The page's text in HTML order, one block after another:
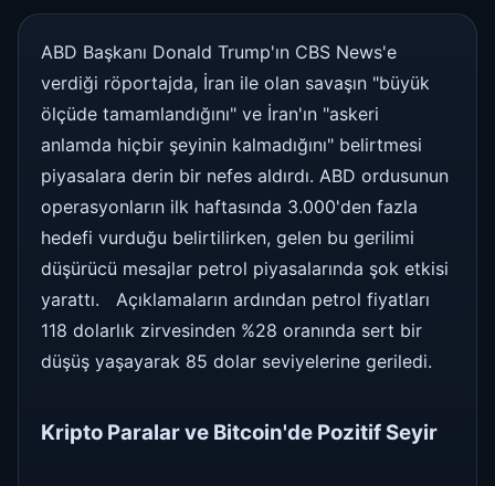
ABD Başkanı Donald Trump'ın CBS News'e
verdiği röportajda, İran ile olan savaşın "büyük
ölçüde tamamlandığını" ve İran'ın "askeri
anlamda hiçbir şeyinin kalmadığını" belirtmesi
piyasalara derin bir nefes aldırdı. ABD ordusunun
operasyonların ilk haftasında 3.000'den fazla
hedefi vurduğu belirtilirken, gelen bu gerilimi
düşürücü mesajlar petrol piyasalarında şok etkisi
yarattı. Açıklamaların ardından petrol fiyatları
118 dolarlık zirvesinden %28 oranında sert bir
düşüş yaşayarak 85 dolar seviyelerine geriledi.
Kripto Paralar ve Bitcoin'de Pozitif Seyir